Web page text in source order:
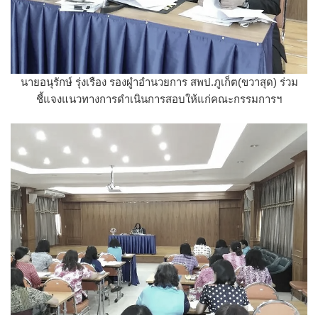
นายอนุรักษ์ รุ่งเรือง รองผูำอำนวยการ สพป.ภูเก็ต(ขวาสุด) ร่วม
ชี้แจงแนวทางการดำเนินการสอบให้แก่คณะกรรมการฯ